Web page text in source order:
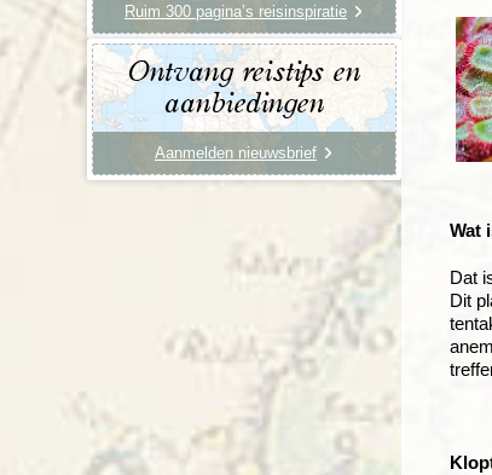
Wat
Dat
Dit
Ruim 300 pagina’s reisinspiratie
Ontvang reistips en
aanbiedingen
Aanmelden nieuwsbrief